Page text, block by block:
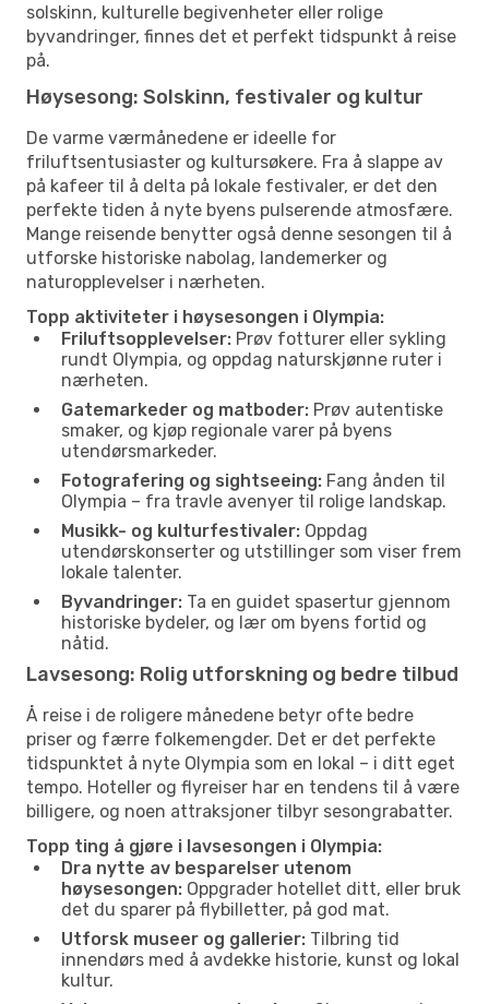
solskinn, kulturelle begivenheter eller rolige
byvandringer, finnes det et perfekt tidspunkt å reise
på.
Høysesong: Solskinn, festivaler og kultur
De varme værmånedene er ideelle for
friluftsentusiaster og kultursøkere. Fra å slappe av
på kafeer til å delta på lokale festivaler, er det den
perfekte tiden å nyte byens pulserende atmosfære.
Mange reisende benytter også denne sesongen til å
utforske historiske nabolag, landemerker og
naturopplevelser i nærheten.
Topp aktiviteter i høysesongen i Olympia:
Friluftsopplevelser: Prøv fotturer eller sykling
rundt Olympia, og oppdag naturskjønne ruter i
nærheten.
Gatemarkeder og matboder: Prøv autentiske
smaker, og kjøp regionale varer på byens
utendørsmarkeder.
Fotografering og sightseeing: Fang ånden til
Olympia – fra travle avenyer til rolige landskap.
Musikk- og kulturfestivaler: Oppdag
utendørskonserter og utstillinger som viser frem
lokale talenter.
Byvandringer: Ta en guidet spasertur gjennom
historiske bydeler, og lær om byens fortid og
nåtid.
Lavsesong: Rolig utforskning og bedre tilbud
Å reise i de roligere månedene betyr ofte bedre
priser og færre folkemengder. Det er det perfekte
tidspunktet å nyte Olympia som en lokal – i ditt eget
tempo. Hoteller og flyreiser har en tendens til å være
billigere, og noen attraksjoner tilbyr sesongrabatter.
Topp ting å gjøre i lavsesongen i Olympia:
Dra nytte av besparelser utenom
høysesongen: Oppgrader hotellet ditt, eller bruk
det du sparer på flybilletter, på god mat.
Utforsk museer og gallerier: Tilbring tid
innendørs med å avdekke historie, kunst og lokal
kultur.